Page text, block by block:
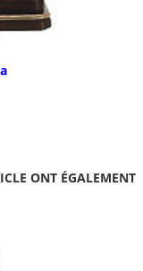
ONT ÉGALEMENT